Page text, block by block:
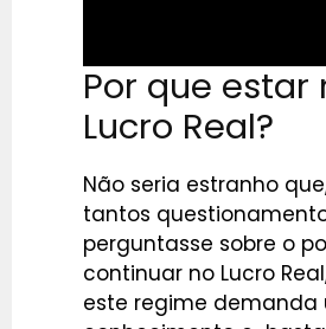
Por que estar
Lucro Real?
Não seria estranho
tantos
perguntasse sobre o
continuar no Lucro
este regime demanda